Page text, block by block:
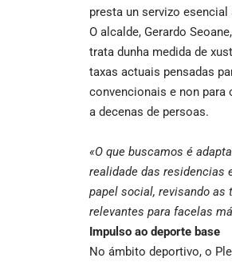
presta un servizo esencial
O alcalde, Gerardo
trata dunha medida de
taxas actuais pensadas
convencionais e non para
a decenas de persoas.
«O que buscamos é
realidade das residencias
papel social, revisando as
relevantes para facelas
Impulso ao deporte base
No ámbito deportivo, o